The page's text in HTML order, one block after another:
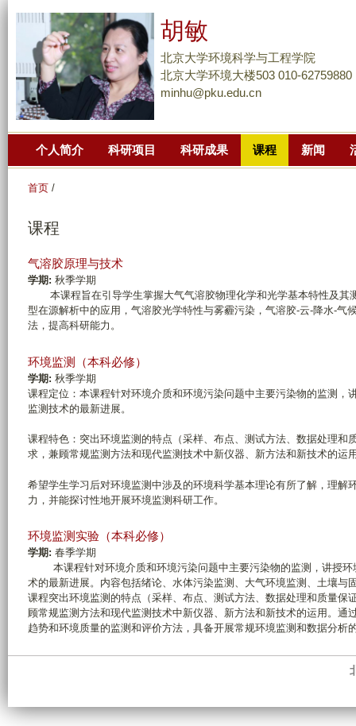
页
主
胡敏
北京大学环境科学与工程学院
北京大学环境大楼503 010-62759880
minhu@pku.edu.cn
个人简介 科研项目 科研成果 课程 新闻
首页 /
课程
气溶胶原理与技术
学期: 秋季学期
本课程旨在引导学生掌握大气气溶胶物理化学和光学基本特性及其
型在源解析中的应用，气溶胶光学特性与雾霾污染，气溶胶-云-降水-
法，提高科研能力。
环境监测（本科必修）
学期: 秋季学期
课程定位：本课程针对环境介质和环境污染问题中主要污染物的监测
监测技术的最新进展。
课程特色：突出环境监测的特点（采样、布点、测试方法、数据处理
求，兼顾常规监测方法和现代监测技术中新仪器、新方法和新技术的运
希望学生学习后对环境监测中涉及的环境科学基本理论有所了解，理
力，并能探讨性地开展环境监测科研工作。
环境监测实验（本科必修）
学期: 春季学期
本课程针对环境介质和环境污染问题中主要污染物的监测，讲授环
术的最新进展。内容包括绪论、水体污染监测、大气环境监测、土壤
课程突出环境监测的特点（采样、布点、测试方法、数据处理和质量
顾常规监测方法和现代监测技术中新仪器、新方法和新技术的运用。
趋势和环境质量的监测和评价方法，具备开展常规环境监测和数据分析